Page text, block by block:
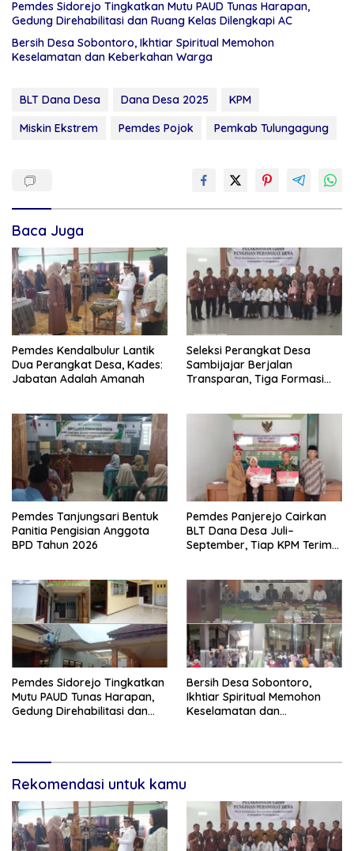
Pemdes Sidorejo Tingkatkan Mutu PAUD Tunas Harapan,
Gedung Direhabilitasi dan Ruang Kelas Dilengkapi AC
Bersih Desa Sobontoro, Ikhtiar Spiritual Memohon
Keselamatan dan Keberkahan Warga
BLT Dana Desa Dana Desa 2025
KPM
Miskin Ekstrem
Pemdes Pojok Pemkab Tulungagung
Baca Juga
Pemdes Kendalbulur Lantik
Dua Perangkat Desa, Kades:
Jabatan Adalah Amanah
Seleksi Perangkat Desa
Sambijajar Berjalan
Transparan, Tiga Formasi
Pemdes Tanjungsari Bentuk
Panitia Pengisian Anggota
BPD Tahun 2026
Pemdes Panjerejo Cairkan
BLT Dana Desa Juli–
September, Tiap KPM Terima
Pemdes Sidorejo Tingkatkan
Mutu PAUD Tunas Harapan,
Gedung Direhabilitasi dan
Bersih Desa Sobontoro,
Ikhtiar Spiritual Memohon
Keselamatan dan
Rekomendasi untuk kamu